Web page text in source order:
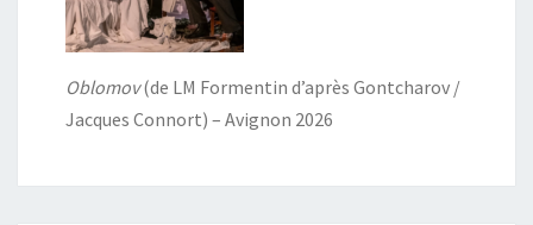
Oblomov(de LM Formentin d’après Gontcharov /
Jacques Connort) – Avignon 2026